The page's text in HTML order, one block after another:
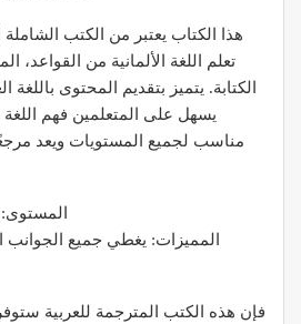
هذا الكتاب يعتبر من الكتب
تعلم اللغة الألمانية من القواعد،
الكتابة. يتميز بتقديم المحتوى باللغة
يسهل على المتعلمين فهم اللغة
مناسب لجميع المستويات ويعد
المميزات: يغطي جميع الجوانب
فإن هذه الكتب المترجمة للعربية